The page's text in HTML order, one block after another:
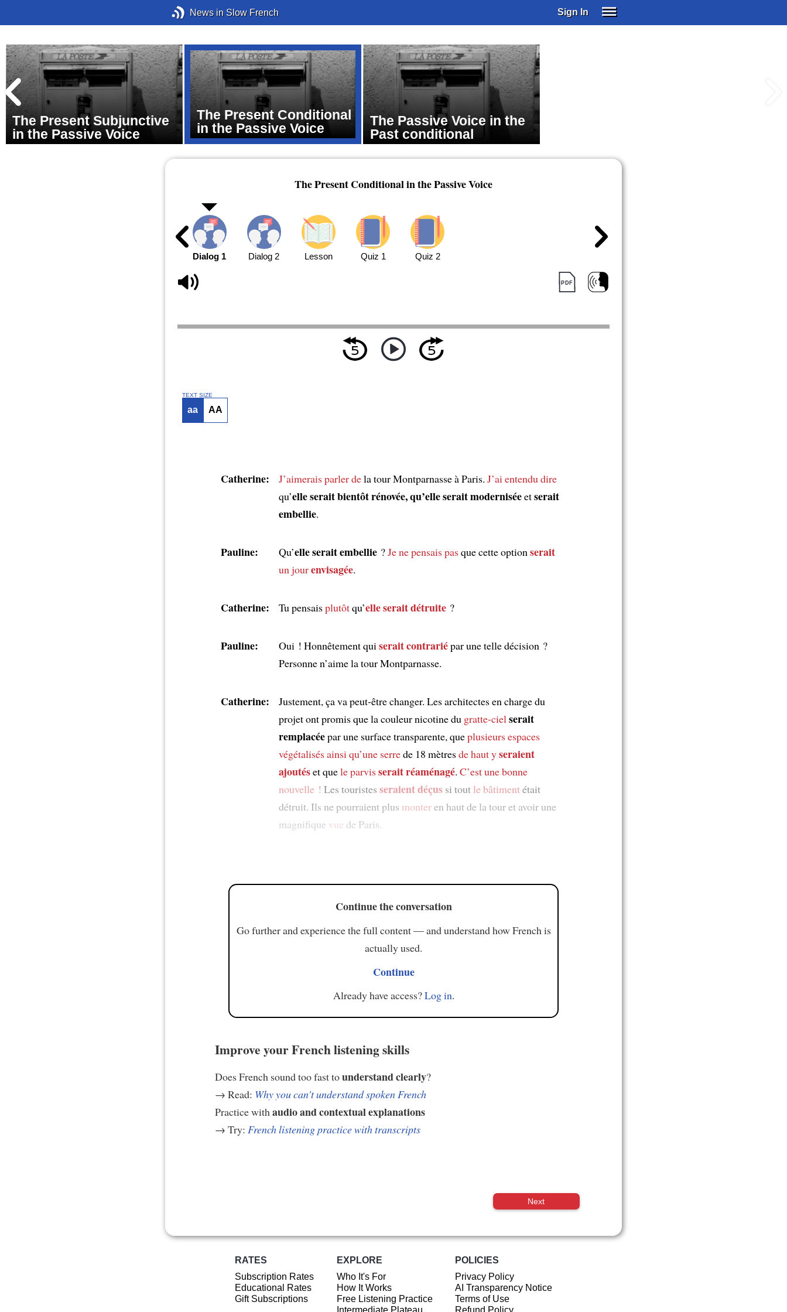
News in Slow French Sign In
The Present Subjunctive
in the Passive Voice
The Present Conditional
in the Passive Voice
The Passive Voice in the
Past conditional
The Present Conditional in the Passive Voice
Dialog 1 Dialog 2 Lesson Quiz 1 Quiz 2
TEXT SIZE
aa AA
Catherine: J’aimerais parler dela tour Montparnasse à Paris. J’ai entendu dire
qu’elle serait bientôt rénovée, qu’elle serait moderniséeetserait
embellie.
Pauline: Qu’elle serait embellie?Je ne pensais pasque cette option serait
un jourenvisagée.
Catherine: Tu pensaisplutôtqu’elle serait détruite?
Pauline: Oui ! Honnêtement qui serait contrariépar une telle décision ?
Personne n’aime la tour Montparnasse.
Catherine:
Justement, ça va peut-être changer. Les architectes en charge du
projet ont promis que la couleur nicotine du gratte-ciel serait
remplacéepar une surface transparente, queplusieurs espaces
végétalisésainsi qu’une serrede 18 mètresde hautyseraient
ajoutéset quele parvisserait réaménagé. C’est une bonne
nouvelle ! Les touristes seraient déçussi tout le bâtimentétait
détruit. Ils ne pourraient plus monteren haut de la tour et avoir une
magnifique vue de Paris.
Continue the conversation
Go further and experience the full content — and understand how French is
actually used.
Continue
Already have access?Log in.
Improve your French listening skills
Does French sound too fast tounderstand clearly?
→ Read: Why you can't understand spoken French
Practice with audio and contextual explanations
→ Try: French listening practice with transcripts
Next
RATES
Subscription Rates
Educational Rates
Gift Subscriptions
EXPLORE
Who It's For
How It Works
Free Listening Practice
POLICIES
Privacy Policy
AI Transparency Notice
Terms of Use